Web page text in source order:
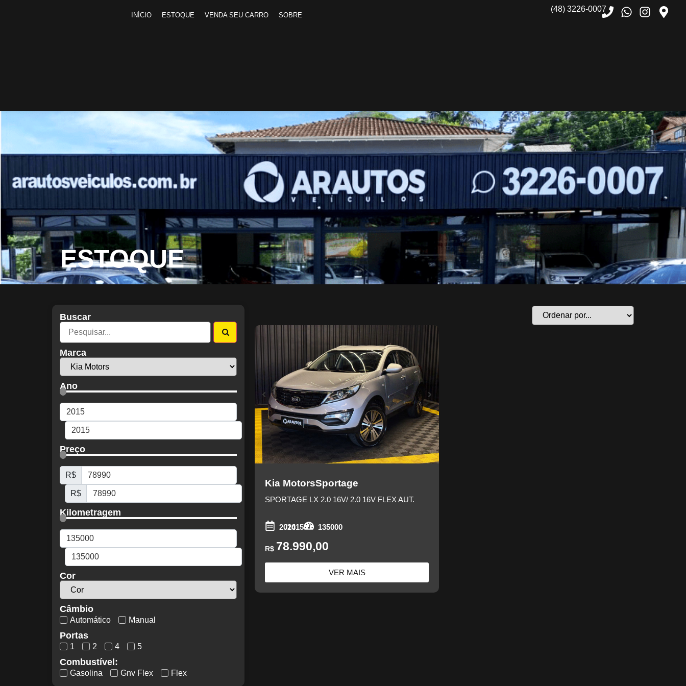
INÍCIO ESTOQUE VENDA SEU CARRO SOBRE
(48) 3226-0007
ESTOQUE
Buscar
Marca
Ano
Preço
R$
R$
Kilometragem
Cor
Câmbio
Automático Manual
Portas
1 2 4 5
Combustível:
Gasolina Gnv Flex Flex
Kia MotorsSportage
SPORTAGE LX 2.0 16V/ 2.0 16V FLEX AUT.
2014
/2015 135000
R$78.990,00
VER MAIS